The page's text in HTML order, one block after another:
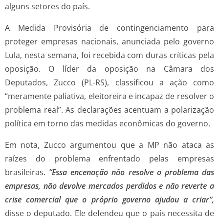
alguns setores do país.
A Medida Provisória de contingenciamento para
proteger empresas nacionais, anunciada pelo governo
Lula, nesta semana, foi recebida com duras críticas pela
oposição. O líder da oposição na Câmara dos
Deputados, Zucco (PL-RS), classificou a ação como
“meramente paliativa, eleitoreira e incapaz de resolver o
problema real”. As declarações acentuam a polarização
política em torno das medidas econômicas do governo.
Em nota, Zucco argumentou que a MP não ataca as
raízes do problema enfrentado pelas empresas
brasileiras. “Essa encenação não resolve o problema das
empresas, não devolve mercados perdidos e não reverte a
crise comercial que o próprio governo ajudou a criar”,
disse o deputado. Ele defendeu que o país necessita de